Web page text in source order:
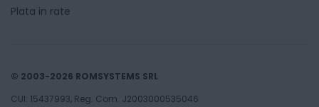
Plata in rate
© 2003-2026 ROMSYSTEMS SRL
CUI: 15437993, Reg. Com. J2003000535046